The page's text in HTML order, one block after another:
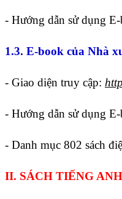
- Hướng dẫn sử dụng
1.3. E-book của Nhà
- Giao diện truy cập:
- Hướng dẫn sử dụng
- Danh mục 802 sách
II. SÁCH TIẾNG